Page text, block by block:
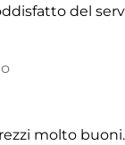
del
molto